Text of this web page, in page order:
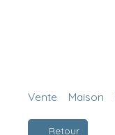
Vente Maison
Retour